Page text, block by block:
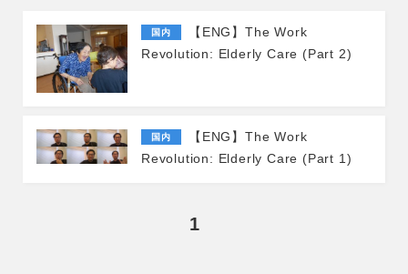
国内
【ENG】The Work
Revolution: Elderly Care (Part 2)
国内
【ENG】The Work
Revolution: Elderly Care (Part 1)
1